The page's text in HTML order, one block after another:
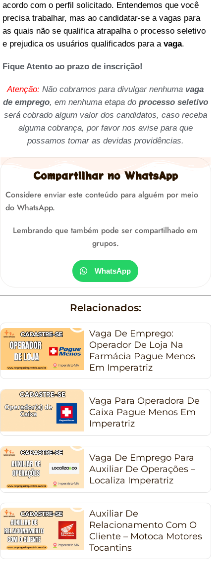
acordo com o perfil solicitado. Entendemos que você
precisa trabalhar, mas ao candidatar-se a vagas para
as quais não se qualifica atrapalha o processo seletivo
e prejudica os usuários qualificados para a vaga.
Fique Atento ao prazo de inscrição!
Atenção: Não cobramos para divulgar nenhuma vaga
de emprego, em nenhuma etapa do processo seletivo
será cobrado algum valor dos candidatos, caso receba
alguma cobrança, por favor nos avise para que
possamos tomar as devidas providências.
Compartilhar no WhatsApp
Considere enviar este conteúdo para alguém por meio
do WhatsApp.
Lembrando que também pode ser compartilhado em
grupos.
WhatsApp
Relacionados:
Vaga De Emprego:
Operador De Loja Na
Farmácia Pague Menos
Em Imperatriz
Vaga Para Operadora De
Caixa Pague Menos Em
Imperatriz
Vaga De Emprego Para
Auxiliar De Operações –
Localiza Imperatriz
Auxiliar De
Relacionamento Com O
Cliente – Motoca Motores
Tocantins